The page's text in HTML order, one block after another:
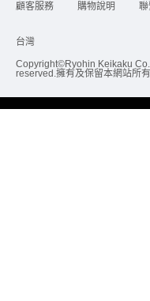
顧客服務 購物說明 聯
台灣
Copyright©Ryohin Keikaku
reserved.擁有及保留本網站所